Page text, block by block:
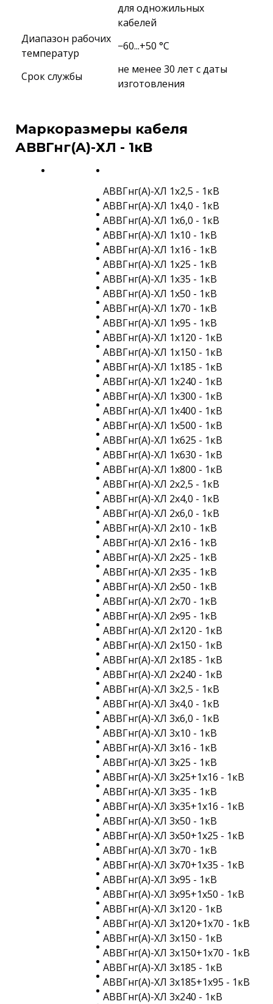
для одножильных
кабелей
Диапазон рабочих
температур
−60...+50 °C
Срок службы
не менее 30 лет с даты
изготовления
Маркоразмеры кабеля
АВВГнг(A)-ХЛ - 1кВ
АВВГнг(A)-ХЛ 1х2,5 - 1кВ
АВВГнг(A)-ХЛ 1х4,0 - 1кВ
АВВГнг(A)-ХЛ 1х6,0 - 1кВ
АВВГнг(A)-ХЛ 1х10 - 1кВ
АВВГнг(A)-ХЛ 1х16 - 1кВ
АВВГнг(A)-ХЛ 1х25 - 1кВ
АВВГнг(A)-ХЛ 1х35 - 1кВ
АВВГнг(A)-ХЛ 1х50 - 1кВ
АВВГнг(A)-ХЛ 1х70 - 1кВ
АВВГнг(A)-ХЛ 1х95 - 1кВ
АВВГнг(A)-ХЛ 1х120 - 1кВ
АВВГнг(A)-ХЛ 1х150 - 1кВ
АВВГнг(A)-ХЛ 1х185 - 1кВ
АВВГнг(A)-ХЛ 1х240 - 1кВ
АВВГнг(A)-ХЛ 1х300 - 1кВ
АВВГнг(A)-ХЛ 1х400 - 1кВ
АВВГнг(A)-ХЛ 1х500 - 1кВ
АВВГнг(A)-ХЛ 1х625 - 1кВ
АВВГнг(A)-ХЛ 1х630 - 1кВ
АВВГнг(A)-ХЛ 1х800 - 1кВ
АВВГнг(A)-ХЛ 2х2,5 - 1кВ
АВВГнг(A)-ХЛ 2х4,0 - 1кВ
АВВГнг(A)-ХЛ 2х6,0 - 1кВ
АВВГнг(A)-ХЛ 2х10 - 1кВ
АВВГнг(A)-ХЛ 2х16 - 1кВ
АВВГнг(A)-ХЛ 2х25 - 1кВ
АВВГнг(A)-ХЛ 2х35 - 1кВ
АВВГнг(A)-ХЛ 2х50 - 1кВ
АВВГнг(A)-ХЛ 2х70 - 1кВ
АВВГнг(A)-ХЛ 2х95 - 1кВ
АВВГнг(A)-ХЛ 2х120 - 1кВ
АВВГнг(A)-ХЛ 2х150 - 1кВ
АВВГнг(A)-ХЛ 2х185 - 1кВ
АВВГнг(A)-ХЛ 2х240 - 1кВ
АВВГнг(A)-ХЛ 3х2,5 - 1кВ
АВВГнг(A)-ХЛ 3х4,0 - 1кВ
АВВГнг(A)-ХЛ 3х6,0 - 1кВ
АВВГнг(A)-ХЛ 3х10 - 1кВ
АВВГнг(A)-ХЛ 3х16 - 1кВ
АВВГнг(A)-ХЛ 3х25 - 1кВ
АВВГнг(A)-ХЛ 3х25+1х16 - 1кВ
АВВГнг(A)-ХЛ 3х35 - 1кВ
АВВГнг(A)-ХЛ 3х35+1х16 - 1кВ
АВВГнг(A)-ХЛ 3х50 - 1кВ
АВВГнг(A)-ХЛ 3х50+1х25 - 1кВ
АВВГнг(A)-ХЛ 3х70 - 1кВ
АВВГнг(A)-ХЛ 3х70+1х35 - 1кВ
АВВГнг(A)-ХЛ 3х95 - 1кВ
АВВГнг(A)-ХЛ 3х95+1х50 - 1кВ
АВВГнг(A)-ХЛ 3х120 - 1кВ
АВВГнг(A)-ХЛ 3х120+1х70 - 1кВ
АВВГнг(A)-ХЛ 3х150 - 1кВ
АВВГнг(A)-ХЛ 3х150+1х70 - 1кВ
АВВГнг(A)-ХЛ 3х185 - 1кВ
АВВГнг(A)-ХЛ 3х185+1х95 - 1кВ
АВВГнг(A)-ХЛ 3х240 - 1кВ